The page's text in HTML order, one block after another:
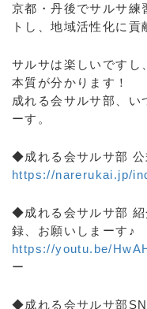
京都・丹後でサルサ
トし、地域活性化に貢
サルサは楽しいですし
本質が分かります！
成れる会サルサ部、い
ーす。
◆成れる会サルサ部 公
https://narerukai.jp/
◆成れる会サルサ部
録、お願いしまーす♪
https://youtu.be/
ー
◆成れる会サルサ部